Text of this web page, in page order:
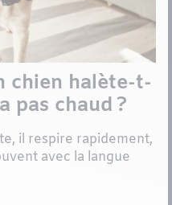
chien halète-t-
pas chaud ?
il respire rapidement,
avec la langue